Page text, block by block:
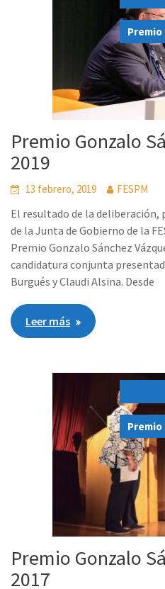
Premio
Premio Gonzalo
2019
13 febrero, 2019 FESPM
El resultado de la
de la Junta de Gobierno de la
Premio Gonzalo Sánchez
candidatura conjunta
Burgués y Claudi Alsina. Desde
Leer más
Premio
Premio Gonzalo
2017